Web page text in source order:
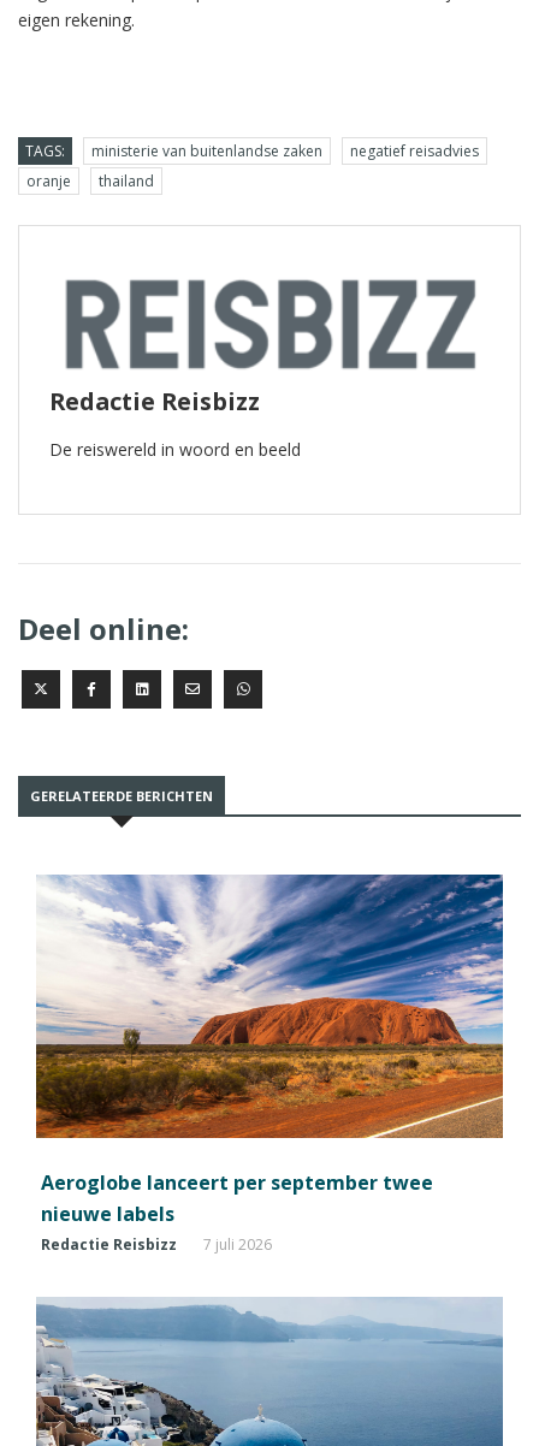
eigen rekening.
TAGS: ministerie van buitenlandse zaken
negatief reisadvies
oranje
thailand
Redactie Reisbizz
De reiswereld in woord en beeld
Deel online:
GERELATEERDE BERICHTEN
Aeroglobe lanceert per september twee
nieuwe labels
Redactie Reisbizz 7 juli 2026